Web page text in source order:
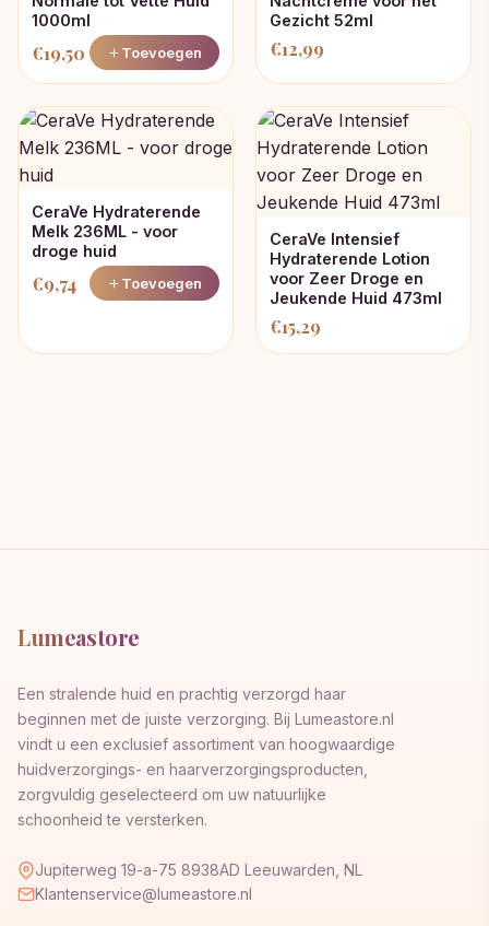
1000ml
€19,50 Toevoegen
Gezicht 52ml
€12,99
CeraVe Hydraterende
Melk 236ML - voor
droge huid
€9,74 Toevoegen
CeraVe Intensief
Hydraterende Lotion
voor Zeer Droge en
Jeukende Huid 473ml
€15,29
Lumeastore
Een stralende huid en prachtig verzorgd haar
beginnen met de juiste verzorging. Bij Lumeastore.nl
vindt u een exclusief assortiment van hoogwaardige
huidverzorgings- en haarverzorgingsproducten,
zorgvuldig geselecteerd om uw natuurlijke
schoonheid te versterken.
Jupiterweg 19-a-75 8938AD Leeuwarden, NL
Klantenservice@lumeastore.nl